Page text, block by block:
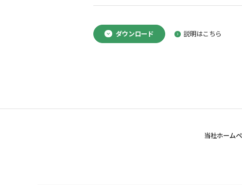
ダウンロード 説明はこちら
当社ホーム